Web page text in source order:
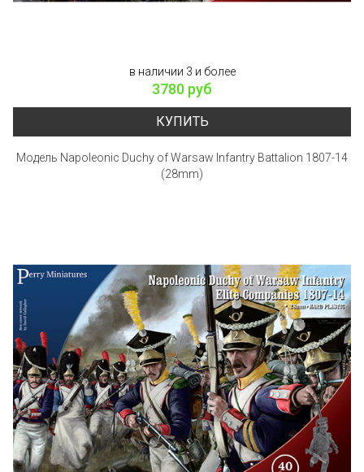
в наличии 3 и более
3780 руб
КУПИТЬ
Модель Napoleonic Duchy of Warsaw Infantry Battalion 1807-14
(28mm)